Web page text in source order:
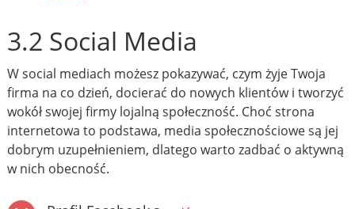
3.2 Social Media
W social mediach możesz pokazywać, czym żyje Twoja
firma na co dzień, docierać do nowych klientów i tworzyć
wokół swojej firmy lojalną społeczność. Choć strona
internetowa to podstawa, media społecznościowe są jej
dobrym uzupełnieniem, dlatego warto zadbać o aktywną
w nich obecność.